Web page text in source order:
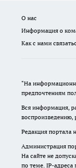
О нас
Информация о
Как с нами
"На
предпочтениям
Вся информация,
воспроизведению,
Редакция портала
Администрация
На сайте не
по теме. IP-адреса